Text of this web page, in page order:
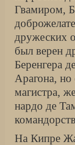
Гвамиром,
дружеских
был верен
Беренгера
Арагона, но
магистра,
нардо де
На Кипре